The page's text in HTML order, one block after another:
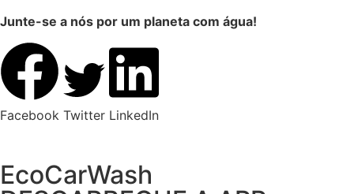
Junte-se a nós por um planeta com água!
Facebook Twitter LinkedIn
EcoCarWash